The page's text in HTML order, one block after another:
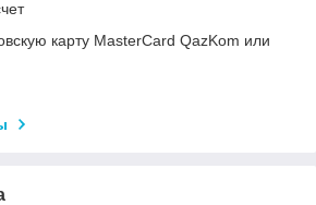
карту MasterCard QazKom или